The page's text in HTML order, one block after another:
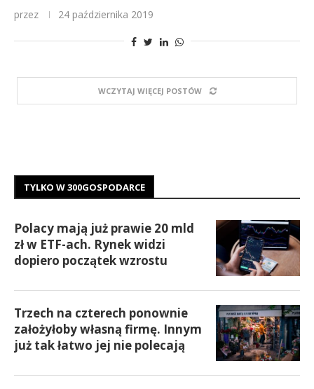
przez 24 października 2019
WCZYTAJ WIĘCEJ POSTÓW
TYLKO W 300GOSPODARCE
Polacy mają już prawie 20 mld
zł w ETF-ach. Rynek widzi
dopiero początek wzrostu
Trzech na czterech ponownie
założyłoby własną firmę. Innym
już tak łatwo jej nie polecają